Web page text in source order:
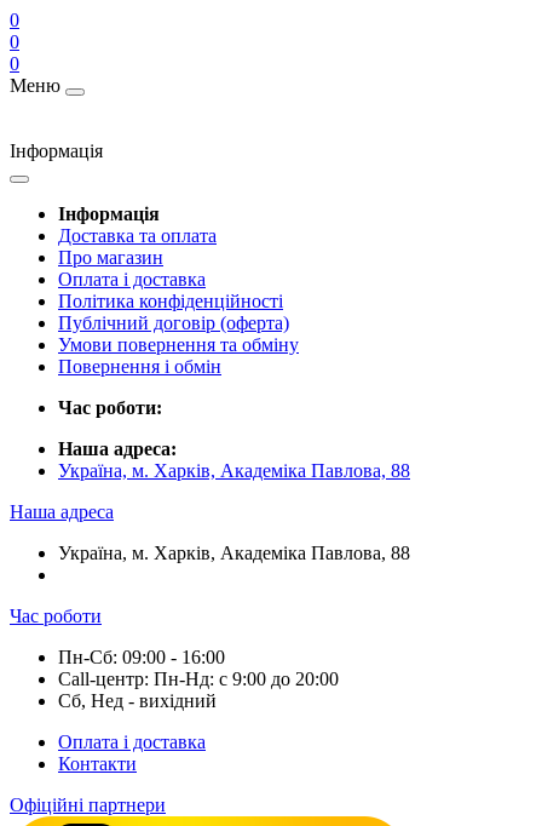
0
0
0
Меню
Інформація
Інформація
Доставка та оплата
Про магазин
Оплата і доставка
Політика конфіденційності
Публічний договір (оферта)
Умови повернення та обміну
Повернення і обмін
Час роботи:
Наша адреса:
Україна, м. Харків, Академіка Павлова, 88
Наша адреса
Україна, м. Харків, Академіка Павлова, 88
Час роботи
Пн-Сб: 09:00 - 16:00
Call-центр: Пн-Нд: с 9:00 до 20:00
Сб, Нед - вихідний
Оплата і доставка
Контакти
Офіційні партнери